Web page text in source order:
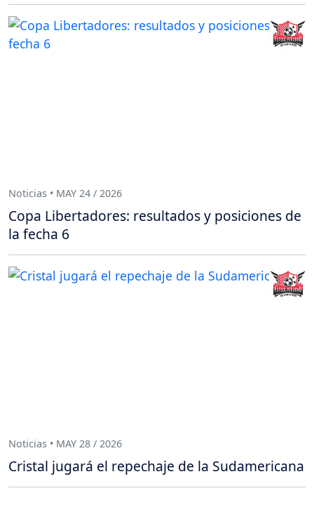
Noticias • MAY 24 / 2026
Copa Libertadores: resultados y posiciones de
la fecha 6
Noticias • MAY 28 / 2026
Cristal jugará el repechaje de la Sudamericana